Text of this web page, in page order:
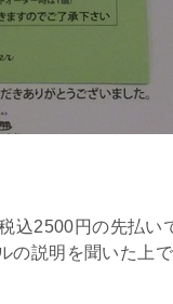
込2500円の先払い
の説明を聞いた上